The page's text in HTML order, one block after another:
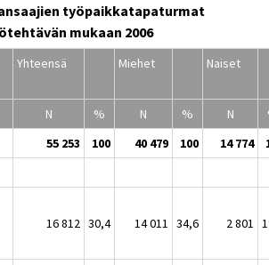
työpaikkatapaturmat
mukaan 2006
Yhteensä Miehet Naiset
N % N % N
55 253 100 40 479 100 14 774
16 812 30,4 14 011 34,6 2 801